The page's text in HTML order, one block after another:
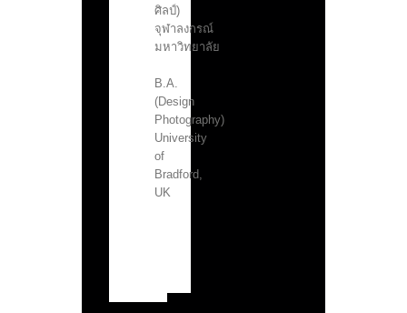
ศิลป์)
จุฬาลงกรณ์
มหาวิทยาลัย
B.A.
(Design
Photography)
University
of
Bradford,
UK